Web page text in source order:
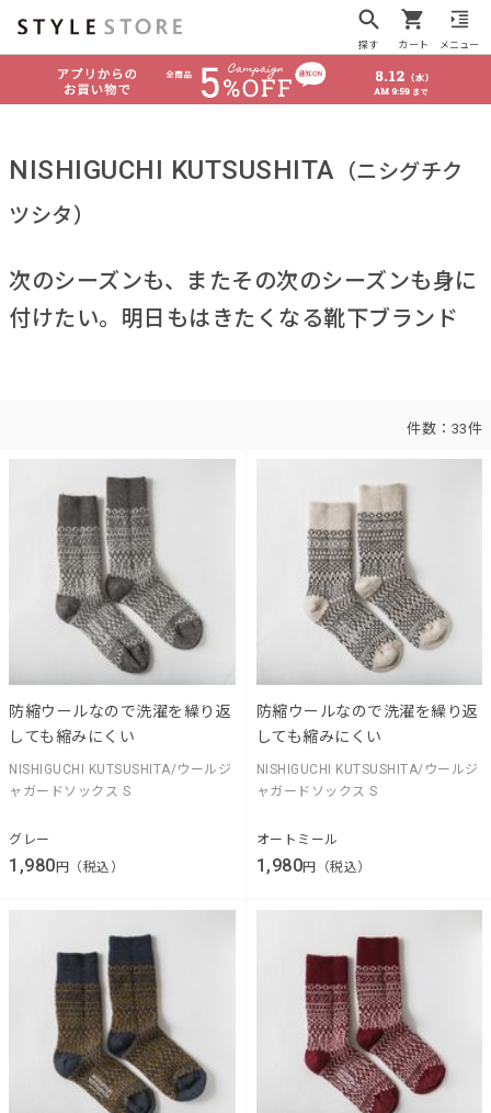
探す カート メニュー
NISHIGUCHI KUTSUSHITA （ニシグチク
ツシタ）
次のシーズンも、またその次のシーズンも身に
付けたい。明日もはきたくなる靴下ブランド
件数： 33件
防縮ウールなので洗濯を繰り返
しても縮みにくい
NISHIGUCHI KUTSUSHITA/ウールジ
ャガードソックス S
グレー
1,980 円（税込）
防縮ウールなので洗濯を繰り返
しても縮みにくい
NISHIGUCHI KUTSUSHITA/ウールジ
ャガードソックス S
オートミール
1,980円（税込）